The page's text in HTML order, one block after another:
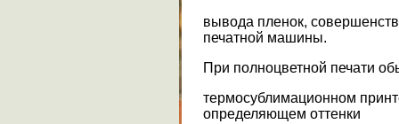
вывода пленок,
печатной машины.
При полноцветной печати
термосублимационном
определяющем оттенки